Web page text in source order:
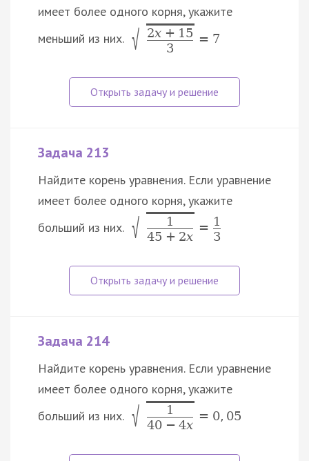
имеет более одного корня, укажите
меньший из них. √ 2x + 15
3
= 7
Задача 213
Найдите корень уравнения. Если уравнение
имеет более одного корня, укажите
больший из них. √
1
45 + 2x
= 1
3
Задача 214
Найдите корень уравнения. Если уравнение
имеет более одного корня, укажите
больший из них. √
1
40 − 4x
= 0, 05